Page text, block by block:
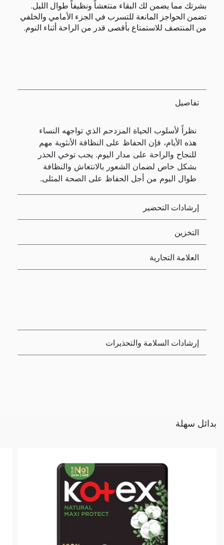
بشرتك مما يضمن لك البقاء منتعشاً ونظيفاً طوال الليل.
تضمن الحواجز المانعة للتسرب في الجزء الأمامي والخلفي
من المنتصف للاستمتاع بأقصى قدر من الراحة أثناء النوم.
تفاصيل
نظراً لأسلوب الحياة المزدحم الذي تواجهه النساء
هذه الأيام، فإن الحفاظ على النظافة الأنثوية مهم
للنجاح والراحة على مدار اليوم. يجب توخي الحذر
بشكل خاص لضمان الشعور بالانتعاش والنظافة
طوال اليوم من أجل الحفاظ على الصحة المثلى.
إرشادات التحضير
التخزين
العلامة التجارية
إرشادات السلامة والتحذيرات
بدائل سهلة